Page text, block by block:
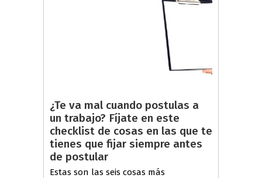
¿Te va mal cuando postulas a
un trabajo? Fíjate en este
checklist de cosas en las que te
tienes que fijar siempre antes
de postular
Estas son las seis cosas más